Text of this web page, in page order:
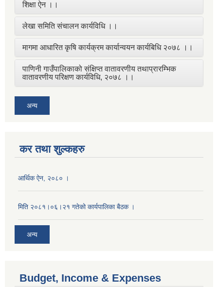
शिक्षा ऐन ।।
लेखा समिति संचालन कार्यविधि ।।
मागमा आधारित कृषि कार्यक्रम कार्यान्वयन कार्यबिधि २०७८ ।।
पाणिनी गाउँपालिकाको संक्षिप्त वातावरणीय तथाप्रारम्भिक
वातावरणीय परिक्षण कार्यविधि, २०७८ ।।
अन्य
कर तथा शुल्कहरु
आर्थिक ऐन, २०८० ।
मिति २०८१।०६।२१ गतेको कार्यपालिका बैठक ।
अन्य
Budget, Income & Expenses